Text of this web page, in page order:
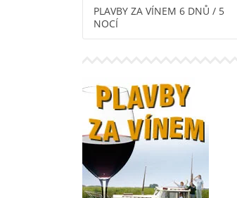
PLAVBY ZA VÍNEM 6 DNŮ / 5
NOCÍ